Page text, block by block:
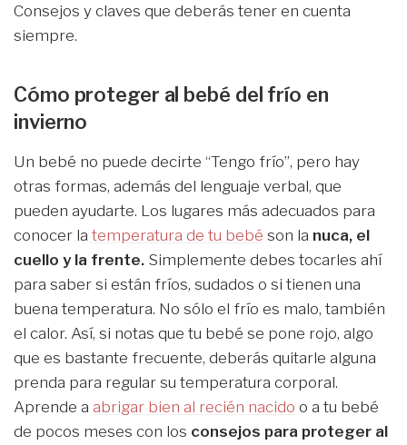
Consejos y claves que deberás tener en cuenta
siempre.
Cómo proteger al bebé del frío en
invierno
Un bebé no puede decirte “Tengo frío”, pero hay
otras formas, además del lenguaje verbal, que
pueden ayudarte. Los lugares más adecuados para
conocer la temperatura de tu bebé son la nuca, el
cuello y la frente. Simplemente debes tocarles ahí
para saber si están fríos, sudados o si tienen una
buena temperatura. No sólo el frío es malo, también
el calor. Así, si notas que tu bebé se pone rojo, algo
que es bastante frecuente, deberás quitarle alguna
prenda para regular su temperatura corporal.
Aprende a abrigar bien al recién nacido o a tu bebé
de pocos meses con los consejos para proteger al